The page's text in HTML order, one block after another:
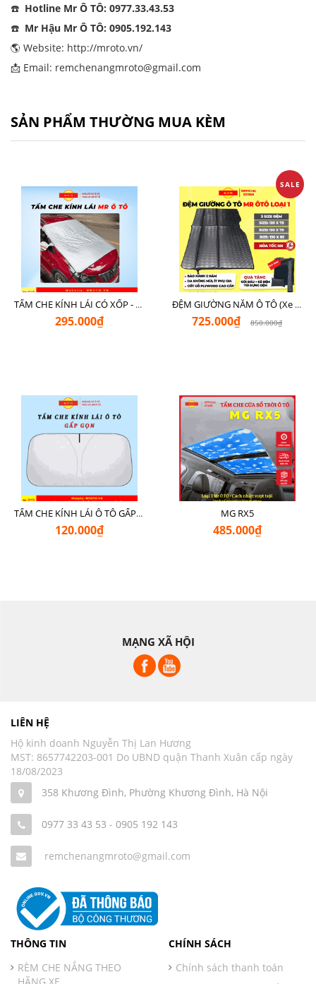
☎️ Hotline Mr Ô TÔ: 0977.33.43.53
☎️ Mr Hậu Mr Ô TÔ: 0905.192.143
🌎 Website: http://mroto.vn/
📩 Email: remchenangmroto@gmail.com
SẢN PHẨM THƯỜNG MUA KÈM
TẤM CHE KÍNH LÁI CÓ XỐP - LOẠI XỊN CHE NGOÀI MR Ô TÔ
295.000₫
SALE
ĐỆM GIƯỜNG NẰM Ô TÔ (Xe 7 Chỗ SUV + Pickup + Sedan C - D)
725.000₫ 850.000₫
TẤM CHE KÍNH LÁI Ô TÔ GẤP GỌN
120.000₫
MG RX5
485.000₫
MẠNG XÃ HỘI
LIÊN HỆ
Hộ kinh doanh Nguyễn Thị Lan Hương
MST: 8657742203-001 Do UBND quận Thanh Xuân cấp ngày
18/08/2023
358 Khương Đình, Phường Khương Đình, Hà Nội
0977 33 43 53 - 0905 192 143
remchenangmroto@gmail.com
THÔNG TIN
RÈM CHE NẮNG THEO
CHÍNH SÁCH
Chính sách thanh toán